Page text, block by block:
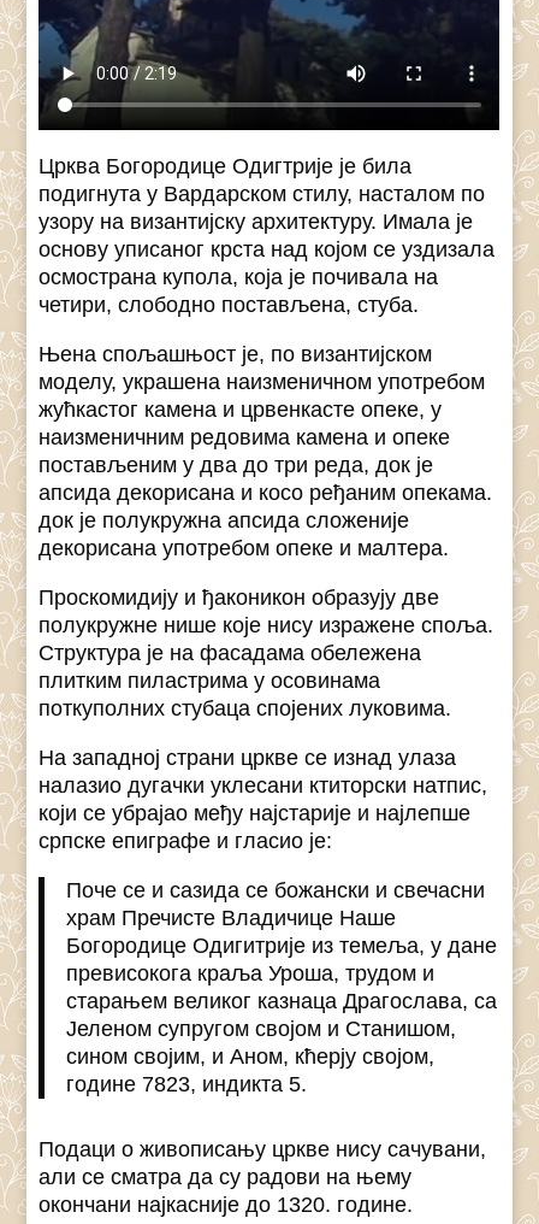
Црква Богородице Одигтрије је била
подигнута у Вардарском стилу, насталом по
узору на византијску архитектуру. Имала је
основу уписаног крста над којом се уздизала
осмострана купола, која је почивала на
четири, слободно постављена, стуба.
Њена спољашњост је, по византијском
моделу, украшена наизменичном употребом
жућкастог камена и црвенкасте опеке, у
наизменичним редовима камена и опеке
постављеним у два до три реда, док је
апсида декорисана и косо ређаним опекама.
док је полукружна апсида сложеније
декорисана употребом опеке и малтера.
Проскомидију и ђаконикон образују две
полукружне нише које нису изражене споља.
Структура је на фасадама обележена
плитким пиластрима у осовинама
поткуполних стубаца спојених луковима.
На западној страни цркве се изнад улаза
налазио дугачки уклесани ктиторски натпис,
који се убрајао међу најстарије и најлепше
српске епиграфе и гласио је:
Поче се и сазида се божански и свечасни
храм Пречисте Владичице Наше
Богородице Одигитрије из темеља, у дане
превисокога краља Уроша, трудом и
старањем великог казнаца Драгослава, са
Јеленом супругом својом и Станишом,
сином својим, и Аном, кћерју својом,
године 7823, индикта 5.
Подаци о живописању цркве нису сачувани,
али се сматра да су радови на њему
окончани најкасније до 1320. године.